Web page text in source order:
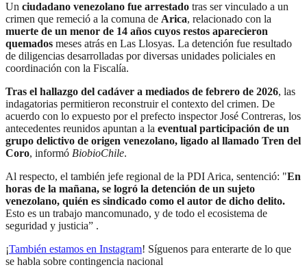
Un ciudadano venezolano fue arrestado tras ser vinculado a un
crimen que remeció a la comuna de Arica, relacionado con la
muerte de un menor de 14 años cuyos restos aparecieron
quemados meses atrás en Las Llosyas. La detención fue resultado
de diligencias desarrolladas por diversas unidades policiales en
coordinación con la Fiscalía.
Tras el hallazgo del cadáver a mediados de febrero de 2026, las
indagatorias permitieron reconstruir el contexto del crimen. De
acuerdo con lo expuesto por el prefecto inspector José Contreras, los
antecedentes reunidos apuntan a la eventual participación de un
grupo delictivo de origen venezolano, ligado al llamado Tren del
Coro, informó BiobioChile.
Al respecto, el también jefe regional de la PDI Arica, sentenció: "En
horas de la mañana, se logró la detención de un sujeto
venezolano, quién es sindicado como el autor de dicho delito.
Esto es un trabajo mancomunado, y de todo el ecosistema de
seguridad y justicia” .
¡También estamos en Instagram! Síguenos para enterarte de lo que
se habla sobre contingencia nacional